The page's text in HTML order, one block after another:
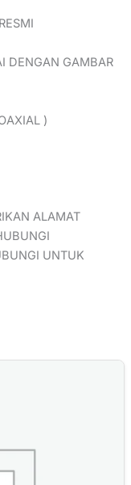
DENGAN GAMBAR
)
ALAMAT
UNTUK